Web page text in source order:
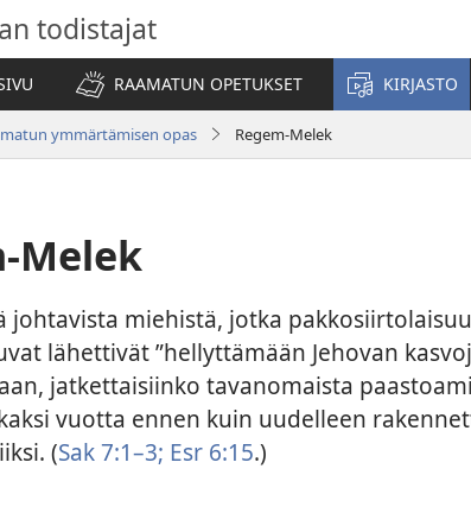
todistajat
RAAMATUN OPETUKSET KIRJASTO
ymmärtämisen opas Regem-Melek
Melek
johtavista miehistä, jotka
lähettivät ”hellyttämään Jehovan
jatkettaisiinko tavanomaista
vuotta ennen kuin uudelleen
(Sak 7:1–3; Esr 6:15.)